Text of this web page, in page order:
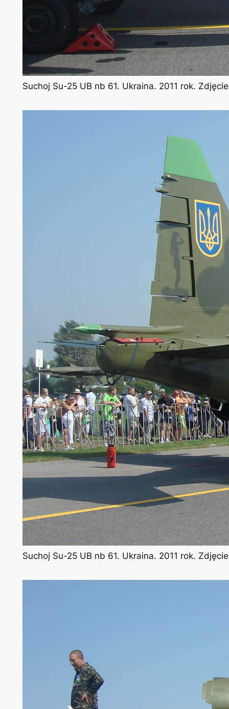
Suchoj Su-25 UB nb 61. Ukraina. 2011 rok.
Suchoj Su-25 UB nb 61. Ukraina. 2011 rok.